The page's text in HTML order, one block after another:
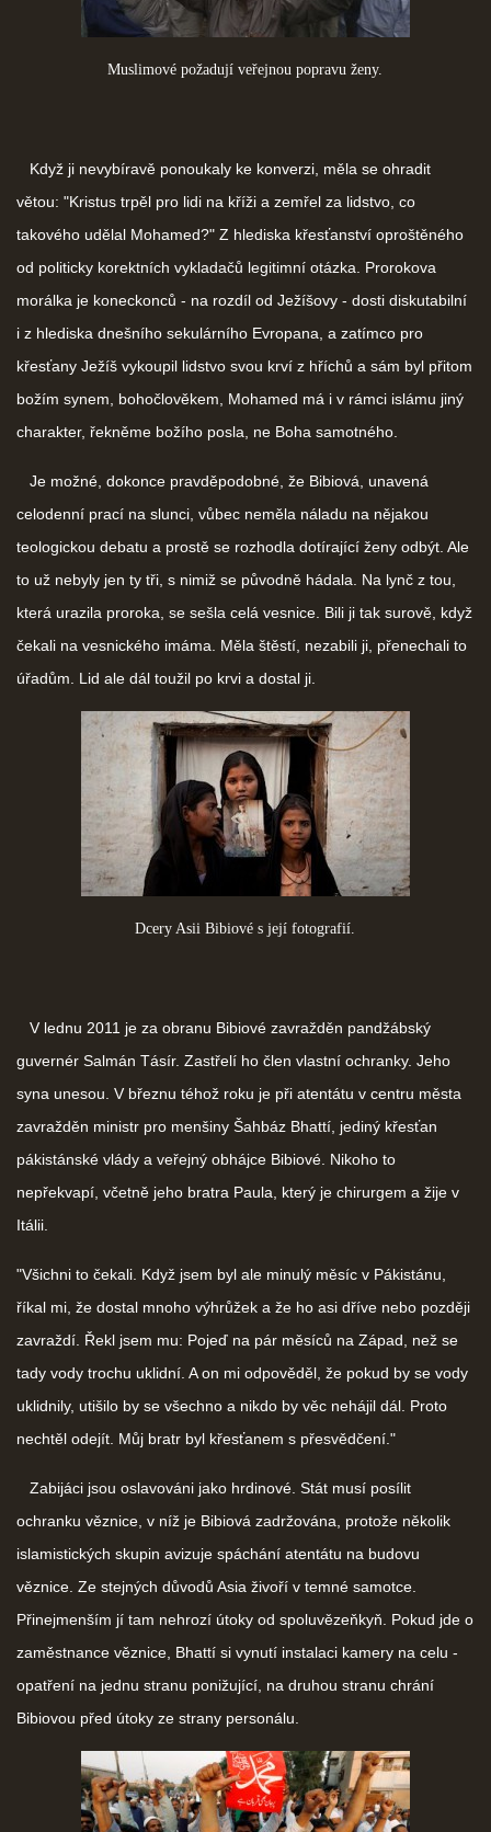
Muslimové požadují veřejnou popravu ženy.
Když ji nevybíravě ponoukaly ke konverzi, měla se ohradit
větou: "Kristus trpěl pro lidi na kříži a zemřel za lidstvo, co
takového udělal Mohamed?" Z hlediska křesťanství oproštěného
od politicky korektních vykladačů legitimní otázka. Prorokova
morálka je koneckonců - na rozdíl od Ježíšovy - dosti diskutabilní
i z hlediska dnešního sekulárního Evropana, a zatímco pro
křesťany Ježíš vykoupil lidstvo svou krví z hříchů a sám byl přitom
božím synem, bohočlověkem, Mohamed má i v rámci islámu jiný
charakter, řekněme božího posla, ne Boha samotného.
Je možné, dokonce pravděpodobné, že Bibiová, unavená
celodenní prací na slunci, vůbec neměla náladu na nějakou
teologickou debatu a prostě se rozhodla dotírající ženy odbýt. Ale
to už nebyly jen ty tři, s nimiž se původně hádala. Na lynč z tou,
která urazila proroka, se sešla celá vesnice. Bili ji tak surově, když
čekali na vesnického imáma. Měla štěstí, nezabili ji, přenechali to
úřadům. Lid ale dál toužil po krvi a dostal ji.
Dcery Asii Bibiové s její fotografií.
V lednu 2011 je za obranu Bibiové zavražděn pandžábský
guvernér Salmán Tásír. Zastřelí ho člen vlastní ochranky. Jeho
syna unesou. V březnu téhož roku je při atentátu v centru města
zavražděn ministr pro menšiny Šahbáz Bhattí, jediný křesťan
pákistánské vlády a veřejný obhájce Bibiové. Nikoho to
nepřekvapí, včetně jeho bratra Paula, který je chirurgem a žije v
Itálii.
"Všichni to čekali. Když jsem byl ale minulý měsíc v Pákistánu,
říkal mi, že dostal mnoho výhrůžek a že ho asi dříve nebo později
zavraždí. Řekl jsem mu: Pojeď na pár měsíců na Západ, než se
tady vody trochu uklidní. A on mi odpověděl, že pokud by se vody
uklidnily, utišilo by se všechno a nikdo by věc nehájil dál. Proto
nechtěl odejít. Můj bratr byl křesťanem s přesvědčení."
Zabijáci jsou oslavováni jako hrdinové. Stát musí posílit
ochranku věznice, v níž je Bibiová zadržována, protože několik
islamistických skupin avizuje spáchání atentátu na budovu
věznice. Ze stejných důvodů Asia živoří v temné samotce.
Přinejmenším jí tam nehrozí útoky od spoluvězeňkyň. Pokud jde o
zaměstnance věznice, Bhattí si vynutí instalaci kamery na celu -
opatření na jednu stranu ponižující, na druhou stranu chrání
Bibiovou před útoky ze strany personálu.